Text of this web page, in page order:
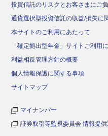
投資信託のリスクとお客さまにご
通貨選択型投資信託の収益/損失に
本サイトのご利用にあたって
「確定拠出型年金」サイトご利用
利益相反管理方針の概要
個人情報保護に関する事項
サイトマップ
マイナンバー
証券取引等監視委員会 情報提供